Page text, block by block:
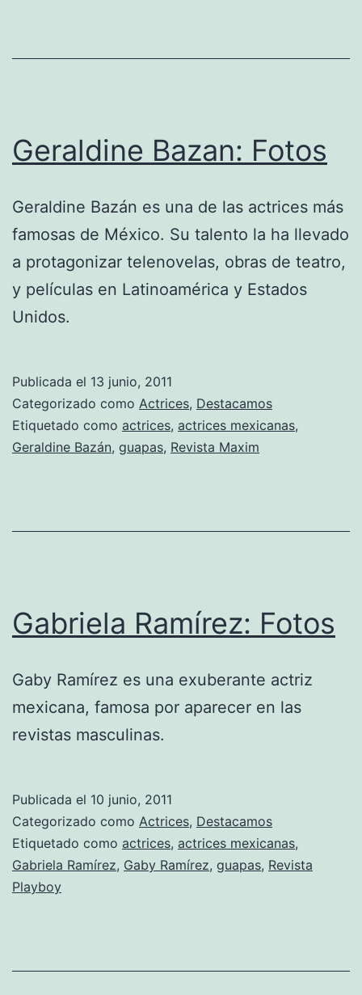
Geraldine Bazan: Fotos
Geraldine Bazán es una de las actrices más
famosas de México. Su talento la ha llevado
a protagonizar telenovelas, obras de teatro,
y películas en Latinoamérica y Estados
Unidos.
Publicada el 13 junio, 2011
Categorizado como Actrices, Destacamos
Etiquetado como actrices, actrices mexicanas,
Geraldine Bazán, guapas, Revista Maxim
Gabriela Ramírez: Fotos
Gaby Ramírez es una exuberante actriz
mexicana, famosa por aparecer en las
revistas masculinas.
Publicada el 10 junio, 2011
Categorizado como Actrices, Destacamos
Etiquetado como actrices, actrices mexicanas,
Gabriela Ramírez, Gaby Ramírez, guapas, Revista
Playboy